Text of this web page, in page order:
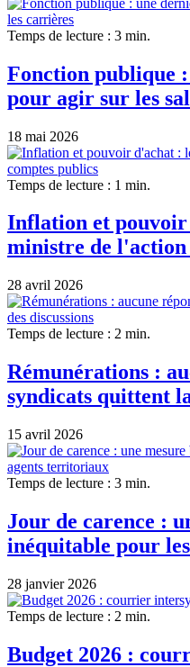
Temps de lecture : 3 min.
Fonction publique
pour agir sur les
18 mai 2026
Temps de lecture : 1 min.
Inflation et
ministre de l'action
28 avril 2026
Temps de lecture : 2 min.
Rémunérations :
syndicats quittent
15 avril 2026
Temps de lecture : 3 min.
Jour de carence :
inéquitable pour
28 janvier 2026
Temps de lecture : 2 min.
Budget 2026 :